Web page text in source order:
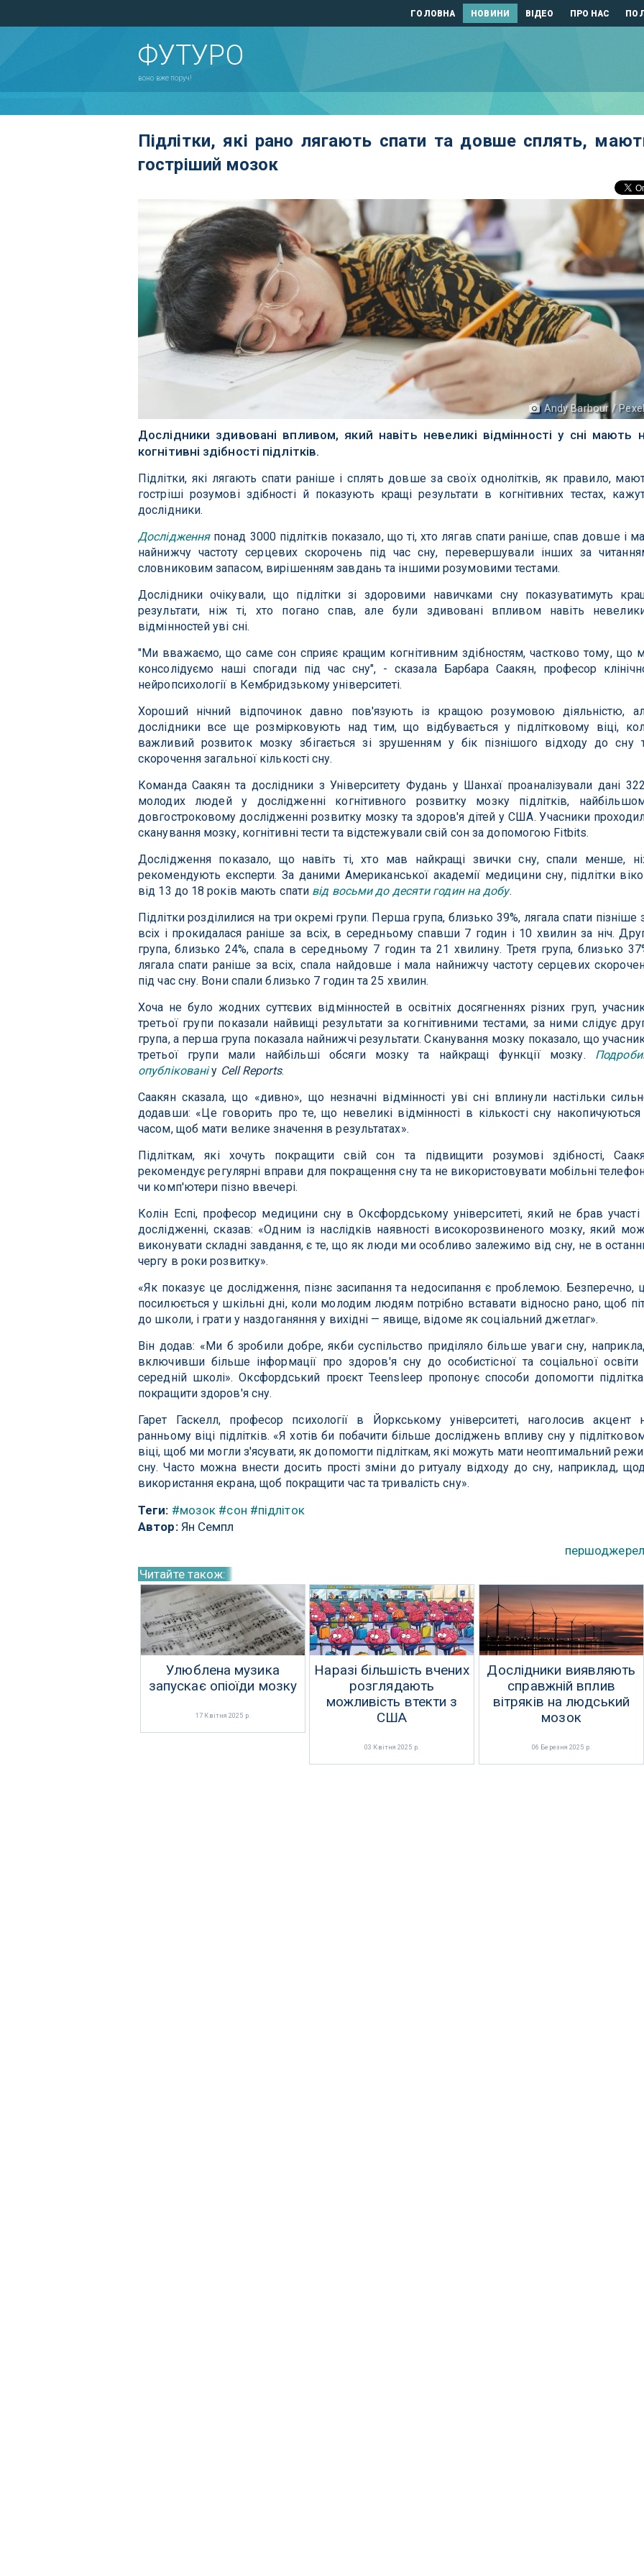
ГОЛОВНА НОВИНИ ВІДЕО ПРО НАС
ФУТУРО
воно вже поруч!
Підлітки, які рано лягають спати та довше сплять,
гостріший мозок
Andy Barbour /
Дослідники здивовані впливом, який навіть невеликі відмінності у сні мають
когнітивні здібності підлітків.
Підлітки, які лягають спати раніше і сплять довше за своїх однолітків, як правило,
гостріші розумові здібності й показують кращі результати в когнітивних тестах,
дослідники.
Дослідженняпонад 3000 підлітків показало, що ті, хто лягав спати раніше, спав довше і
найнижчу частоту серцевих скорочень під час сну, перевершували інших за
словниковим запасом, вирішенням завдань та іншими розумовими тестами.
Дослідники очікували, що підлітки зі здоровими навичками сну показуватимуть
результати, ніж ті, хто погано спав, але були здивовані впливом навіть
відмінностей уві сні.
"Ми вважаємо, що саме сон сприяє кращим когнітивним здібностям, частково тому, що
консолідуємо наші спогади під час сну", - сказала Барбара Саакян, професор
нейропсихології в Кембридзькому університеті.
Хороший нічний відпочинок давно пов'язують із кращою розумовою діяльністю,
дослідники все ще розмірковують над тим, що відбувається у підлітковому віці,
важливий розвиток мозку збігається зі зрушенням у бік пізнішого відходу до сну
скорочення загальної кількості сну.
Команда Саакян та дослідники з Університету Фудань у Шанхаї проаналізували дані
молодих людей у ​​дослідженні когнітивного розвитку мозку підлітків,
довгостроковому дослідженні розвитку мозку та здоров'я дітей у США. Учасники
сканування мозку, когнітивні тести та відстежували свій сон за допомогою Fitbits.
Дослідження показало, що навіть ті, хто мав найкращі звички сну, спали менше,
рекомендують експерти. За даними Американської академії медицини сну, підлітки
від 13 до 18 років мають спати від восьми до десяти годин на добу.
Підлітки розділилися на три окремі групи. Перша група, близько 39%, лягала спати пізніше
всіх і прокидалася раніше за всіх, в середньому спавши 7 годин і 10 хвилин за ніч.
група, близько 24%, спала в середньому 7 годин та 21 хвилину. Третя група, близько
лягала спати раніше за всіх, спала найдовше і мала найнижчу частоту серцевих
під час сну. Вони спали близько 7 годин та 25 хвилин.
Хоча не було жодних суттєвих відмінностей в освітніх досягненнях різних груп,
третьої групи показали найвищі результати за когнітивними тестами, за ними слідує
група, а перша група показала найнижчі результати. Сканування мозку показало, що
третьої групи мали найбільші обсяги мозку та найкращі функції мозку.
опублікованіу Cell Reports.
Саакян сказала, що «дивно», що незначні відмінності уві сні вплинули настільки
додавши: «Це говорить про те, що невеликі відмінності в кількості сну накопичуються
часом, щоб мати велике значення в результатах».
Підліткам, які хочуть покращити свій сон та підвищити розумові здібності,
рекомендує регулярні вправи для покращення сну та не використовувати мобільні
чи комп'ютери пізно ввечері.
Колін Еспі, професор медицини сну в Оксфордському університеті, який не брав участі
дослідженні, сказав: «Одним із наслідків наявності високорозвиненого мозку, який
виконувати складні завдання, є те, що як люди ми особливо залежимо від сну, не в
чергу в роки розвитку».
«Як показує це дослідження, пізнє засипання та недосипання є проблемою. Безперечно,
посилюється у шкільні дні, коли молодим людям потрібно вставати відносно рано, щоб
до школи, і грати у наздоганяння у вихідні — явище, відоме як соціальний джетлаг».
Він додав: «Ми б зробили добре, якби суспільство приділяло більше уваги сну,
включивши більше інформації про здоров'я сну до особистісної та соціальної освіти
середній школі». Оксфордський проєкт Teensleep пропонує способи допомогти
покращити здоров'я сну.
Гарет Гаскелл, професор психології в Йоркському університеті, наголосив акцент
ранньому віці підлітків. «Я хотів би побачити більше досліджень впливу сну у
віці, щоб ми могли з'ясувати, як допомогти підліткам, які можуть мати неоптимальний
сну. Часто можна внести досить прості зміни до ритуалу відходу до сну, наприклад,
використання екрана, щоб покращити час та тривалість сну».
Теги: #мозок #сон #підліток
Автор:Ян Семпл
Читайте також:
Улюблена музика
запускає опіоїди мозку
17 Квітня 2025 р.
Наразі більшість вчених
розглядають
можливість втекти з
США
03 Квітня 2025 р.
Дослідники виявляють
справжній вплив
вітряків на людський
мозок
06 Березня 2025 р.